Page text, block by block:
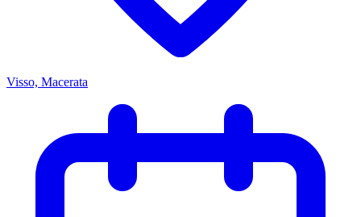
Visso, Macerata